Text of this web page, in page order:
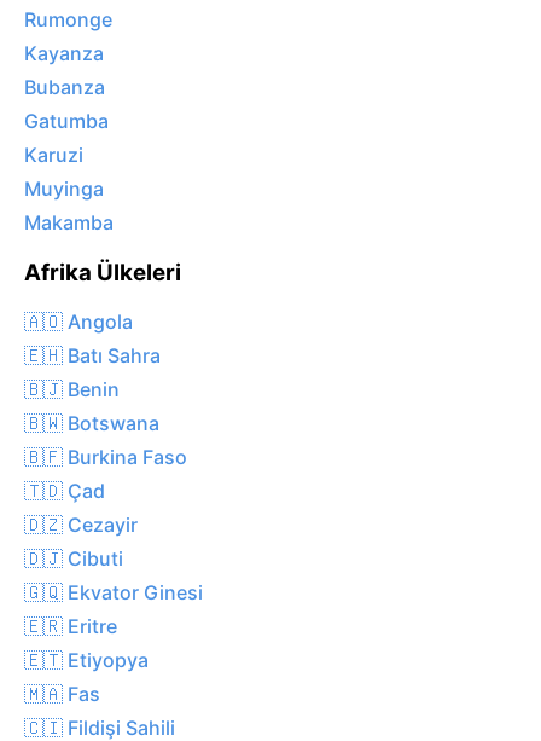
Rumonge
Kayanza
Bubanza
Gatumba
Karuzi
Muyinga
Makamba
Afrika Ülkeleri
🇦🇴 Angola
🇪🇭 Batı Sahra
🇧🇯 Benin
🇧🇼 Botswana
🇧🇫 Burkina Faso
🇹🇩 Çad
🇩🇿 Cezayir
🇩🇯 Cibuti
🇬🇶 Ekvator Ginesi
🇪🇷 Eritre
🇪🇹 Etiyopya
🇲🇦 Fas
🇨🇮 Fildişi Sahili